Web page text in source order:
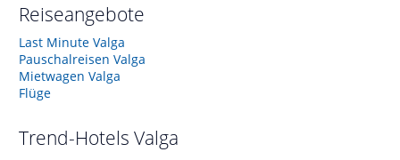
Reiseangebote
Last Minute Valga
Pauschalreisen Valga
Mietwagen Valga
Flüge
Trend-Hotels Valga